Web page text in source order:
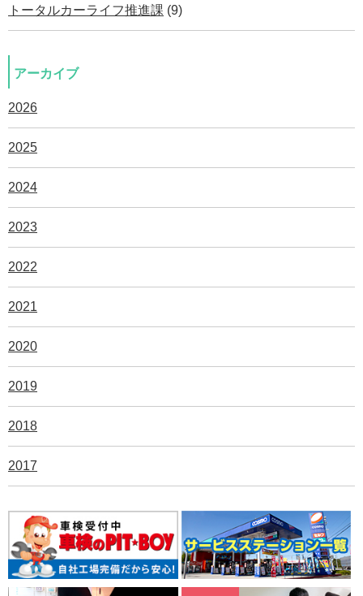
トータルカーライフ推進課 (9)
アーカイブ
2026
2025
2024
2023
2022
2021
2020
2019
2018
2017